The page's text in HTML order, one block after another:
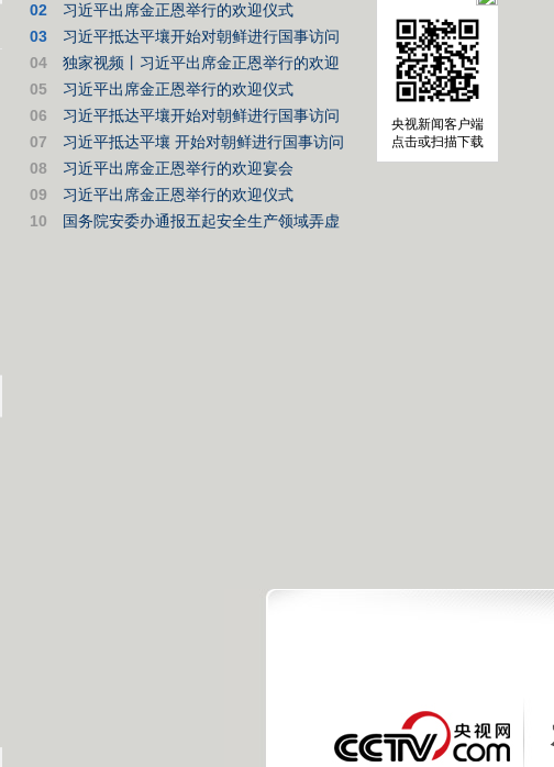
央视新闻客户端
点击或扫描下载
02
习近平出席金正恩举行的欢迎仪式
03
习近平抵达平壤开始对朝鲜进行国事访问
04
独家视频丨习近平出席金正恩举行的欢迎
仪式
05
习近平出席金正恩举行的欢迎仪式
06
习近平抵达平壤开始对朝鲜进行国事访问
07
习近平抵达平壤 开始对朝鲜进行国事访问
08
习近平出席金正恩举行的欢迎宴会
09
习近平出席金正恩举行的欢迎仪式
10
国务院安委办通报五起安全生产领域弄虚